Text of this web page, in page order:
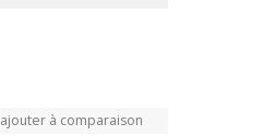
ajouter à comparaison